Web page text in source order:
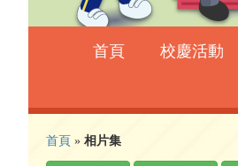
入學申請
家長教師會首頁 校慶活動
首頁 » 相片集